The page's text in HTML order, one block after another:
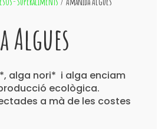
Algues
alga nori* i alga enciam
ecològica.
a mà de les costes